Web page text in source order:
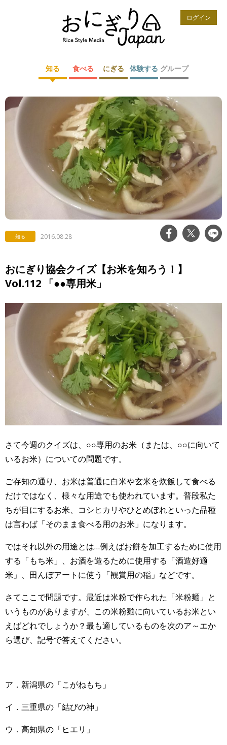
ログイン
知る 食べる にぎる 体験する グループ
知る 2016.08.28
おにぎり協会クイズ【お米を知ろう！】
Vol.112 「●●専用米」
さて今週のクイズは、○○専用のお米（または、○○に向いて
いるお米）についての問題です。
ご存知の通り、お米は普通に白米や玄米を炊飯して食べる
だけではなく、様々な用途でも使われています。普段私た
ちが目にするお米、コシヒカリやひとめぼれといった品種
は言わば「そのまま食べる用のお米」になります。
ではそれ以外の用途とは…例えばお餅を加工するために使用
する「もち米」、お酒を造るために使用する「酒造好適
米」、田んぼアートに使う「観賞用の稲」などです。
さてここで問題です。最近は米粉で作られた「米粉麺」と
いうものがありますが、この米粉麺に向いているお米とい
えばどれでしょうか？最も適しているものを次のア～エか
ら選び、記号で答えてください。
ア．新潟県の「こがねもち」
イ．三重県の「結びの神」
ウ．高知県の「ヒエリ」